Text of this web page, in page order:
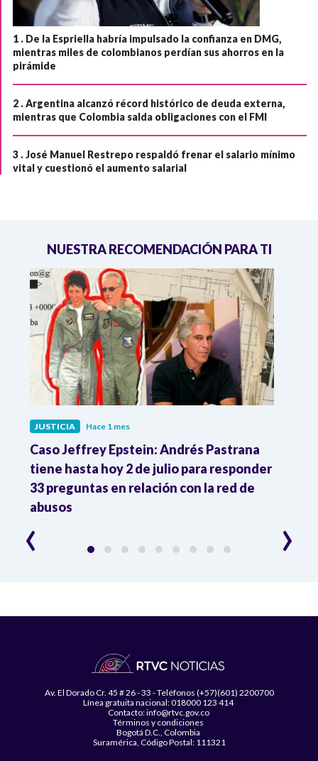
1 . De la Espriella habría impulsado la confianza en DMG,
mientras miles de colombianos perdían sus ahorros en la
pirámide
2 .Argentina alcanzó récord histórico de deuda externa,
mientras que Colombia salda obligaciones con el FMI
3 .José Manuel Restrepo respaldó frenar el salario mínimo
vital y cuestionó el aumento salarial
NUESTRA RECOMENDACIÓN PARA TI
JUSTICIA Hace 1 mes
Caso Jeffrey Epstein: Andrés Pastrana
tiene hasta hoy 2 de julio para responder
33 preguntas en relación con la red de
abusos
‹ ›
Av. El Dorado Cr. 45 # 26 - 33 - Teléfonos (+57)(601) 2200700
Línea gratuita nacional: 018000 123 414
Contacto: info@rtvc.gov.co
Términos y condiciones
Bogotá D.C., Colombia
Suramérica, Código Postal: 111321